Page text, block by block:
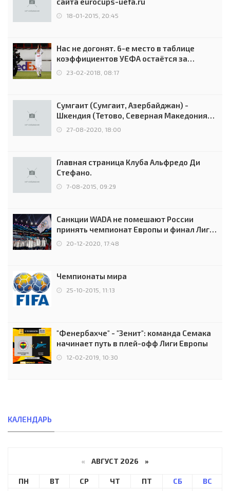
18-01-2015, 20:45
Нас не догонят. 6-е место в таблице
коэффициентов УЕФА остаётся за
Россией
23-02-2018, 08:17
Сумгаит (Сумгаит, Азербайджан) -
Шкендия (Тетово, Северная Македония) -
0:2 (0:0)
27-08-2020, 18:00
Главная страница Клуба Альфредо Ди
Стефано.
7-08-2015, 09:29
Санкции WADA не помешают России
принять чемпионат Европы и финал Лиги
чемпионов.
20-12-2020, 17:48
Чемпионаты мира
25-10-2015, 11:13
"Фенербахче" - "Зенит": команда Семака
начинает путь в плей-офф Лиги Европы
12-02-2019, 10:30
КАЛЕНДАРЬ
« АВГУСТ 2026 »
ПН ВТ СР ЧТ ПТ СБ
ВС